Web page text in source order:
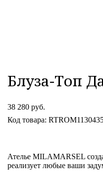
Блуза-Топ
38 280 руб.
Код товара:
Ателье MILAMARSEL
реализует любые ваши